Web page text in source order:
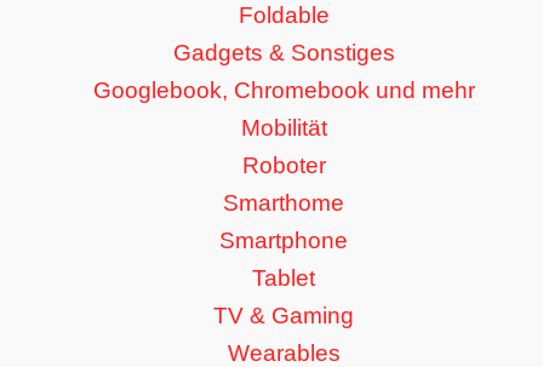
Foldable
Gadgets & Sonstiges
Googlebook, Chromebook und mehr
Mobilität
Roboter
Smarthome
Smartphone
Tablet
TV & Gaming
Wearables